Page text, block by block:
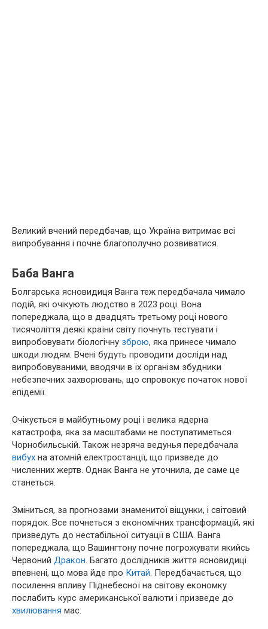
Великий вчений передбачав, що Україна витримає всі
випробування і почне благополучно розвиватися.
Баба Ванга
Болгарська ясновидиця Ванга теж передбачала чимало
подій, які очікують людство в 2023 році. Вона
попереджала, що в двадцять третьому році нового
тисячоліття деякі країни світу почнуть тестувати і
випробовувати біологічну зброю, яка принесе чимало
шкоди людям. Вчені будуть проводити досліди над
випробовуваними, вводячи в їх організм збудники
небезпечних захворювань, що спровокує початок нової
епідемії.
Очікується в майбутньому році і велика ядерна
катастрофа, яка за масштабами не поступатиметься
Чорнобильській. Також незряча ведунья передбачала
вибух на атомній електростанції, що призведе до
численних жертв. Однак Ванга не уточнила, де саме це
станеться.
Зміниться, за прогнозами знаменитої віщунки, і світовий
порядок. Все почнеться з економічних трансформацій, які
призведуть до нестабільної ситуації в США. Ванга
попереджала, що Вашингтону почне погрожувати якийсь
Червоний Дракон. Багато дослідників життя ясновидиці
впевнені, що мова йде про Китай. Передбачається, що
посилення впливу Піднебесної на світову економку
послабить курс американської валюти і призведе до
хвилювання мас.